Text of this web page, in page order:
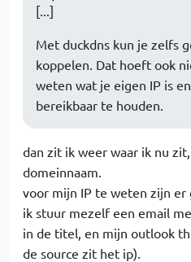
[...]
Met duckdns kun je zelfs
koppelen. Dat hoeft ook
weten wat je eigen IP is
bereikbaar te houden.
dan zit ik weer waar ik nu
domeinnaam.
voor mijn IP te weten zijn er
ik stuur mezelf een email
in de titel, en mijn outlook
de source zit het ip).